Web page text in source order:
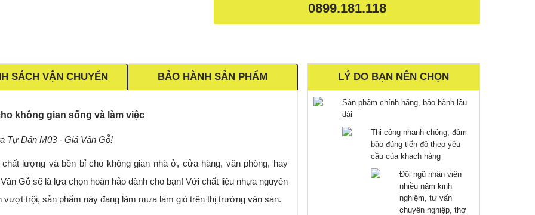
0899.181.118
SÁCH VẬN CHUYỂN BẢO HÀNH SẢN PHẨM
không gian sống và làm việc
Tự Dán M03 - Giả Vân Gỗ!
lượng và bền bỉ cho không gian nhà ở, cửa hàng, văn phòng, hay
Gỗ sẽ là lựa chọn hoàn hảo dành cho bạn! Với chất liệu nhựa nguyên
trội, sản phẩm này đang làm mưa làm gió trên thị trường ván sàn.
LÝ DO BẠN NÊN CHỌN
Sản phẩm chính hãng, bảo hành lâu
dài
Thi công nhanh chóng, đảm
bảo đúng tiến độ theo yêu
cầu của khách hàng
Đội ngũ nhân viên
nhiều năm kinh
nghiệm, tư vấn
chuyên nghiệp, thợ